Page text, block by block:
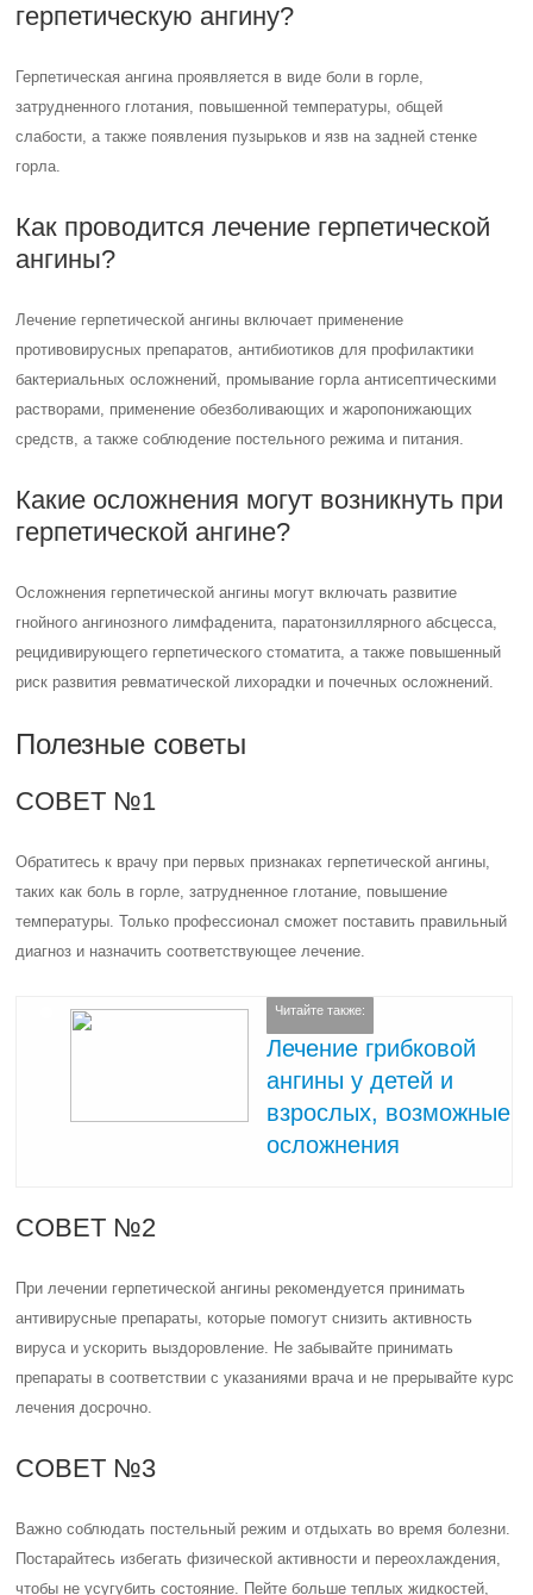
герпетическую ангину?
Герпетическая ангина проявляется в виде боли в горле,
затрудненного глотания, повышенной температуры, общей
слабости, а также появления пузырьков и язв на задней стенке
горла.
Как проводится лечение герпетической
ангины?
Лечение герпетической ангины включает применение
противовирусных препаратов, антибиотиков для профилактики
бактериальных осложнений, промывание горла антисептическими
растворами, применение обезболивающих и жаропонижающих
средств, а также соблюдение постельного режима и питания.
Какие осложнения могут возникнуть при
герпетической ангине?
Осложнения герпетической ангины могут включать развитие
гнойного ангинозного лимфаденита, паратонзиллярного абсцесса,
рецидивирующего герпетического стоматита, а также повышенный
риск развития ревматической лихорадки и почечных осложнений.
Полезные советы
СОВЕТ №1
Обратитесь к врачу при первых признаках герпетической ангины,
таких как боль в горле, затрудненное глотание, повышение
температуры. Только профессионал сможет поставить правильный
диагноз и назначить соответствующее лечение.
Читайте также:
Лечение грибковой
ангины у детей и
взрослых, возможные
осложнения
СОВЕТ №2
При лечении герпетической ангины рекомендуется принимать
антивирусные препараты, которые помогут снизить активность
вируса и ускорить выздоровление. Не забывайте принимать
препараты в соответствии с указаниями врача и не прерывайте курс
лечения досрочно.
СОВЕТ №3
Важно соблюдать постельный режим и отдыхать во время болезни.
Постарайтесь избегать физической активности и переохлаждения,
чтобы не усугубить состояние. Пейте больше теплых жидкостей,